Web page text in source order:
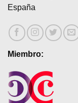
España
Miembro: